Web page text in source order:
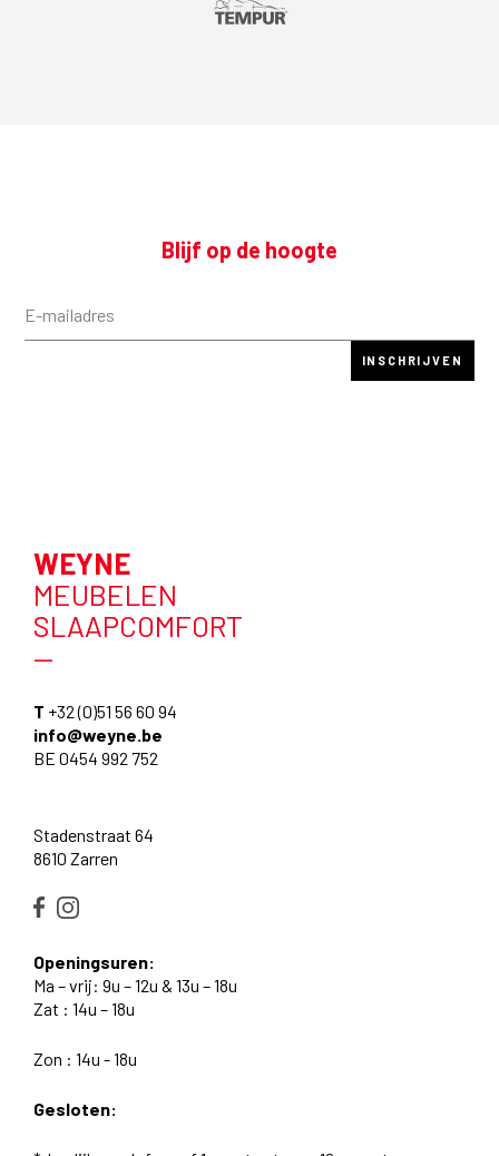
Blijf op de hoogte
WEYNE
MEUBELEN
SLAAPCOMFORT
—
T +32 (0)51 56 60 94
info@weyne.be
BE 0454 992 752
Stadenstraat 64
8610 Zarren
Openingsuren:
Ma – vrij: 9u – 12u & 13u – 18u
Zat : 14u – 18u
Zon : 14u - 18u
Gesloten: